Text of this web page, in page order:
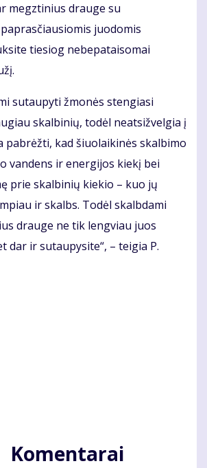
megztinius drauge su
juodomis
tiesiog nebepataisomai
sutaupyti žmonės stengiasi
skalbinių, todėl neatsižvelgia į
pabrėžti, kad šiuolaikinės skalbimo
vandens ir energijos kiekį bei
prie skalbinių kiekio – kuo jų
ir skalbs. Todėl skalbdami
drauge ne tik lengviau juos
dar ir sutaupysite“, – teigia P.
Komentarai